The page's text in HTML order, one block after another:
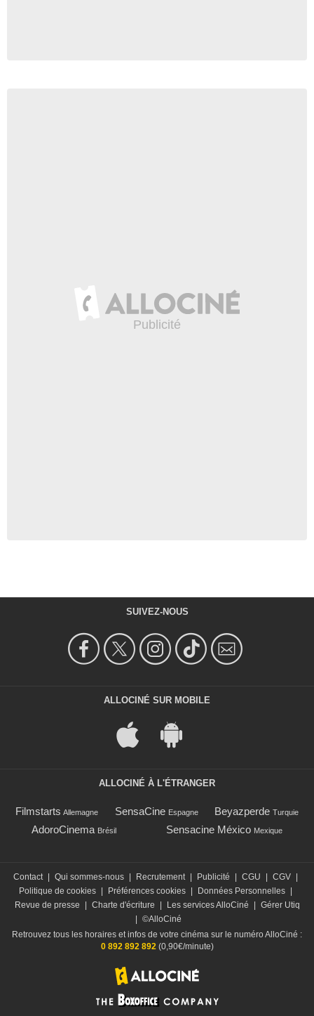
SUIVEZ-NOUS
ALLOCINÉ SUR MOBILE
ALLOCINÉ À L'ÉTRANGER
Filmstarts Allemagne SensaCine Espagne Beyazperde Turquie
AdoroCinema Brésil Sensacine México Mexique
Contact Qui sommes-nous Recrutement Publicité CGU CGV
Politique de cookies
Préférences cookies Données Personnelles
Revue de presse
Charte d'écriture Les services AlloCiné
Gérer Utiq
©AlloCiné
Retrouvez tous les horaires et infos de votre cinéma sur le numéro AlloCiné :
0 892 892 892(0,90€/minute)